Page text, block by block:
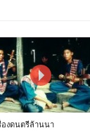
องดนตรีล้านนา